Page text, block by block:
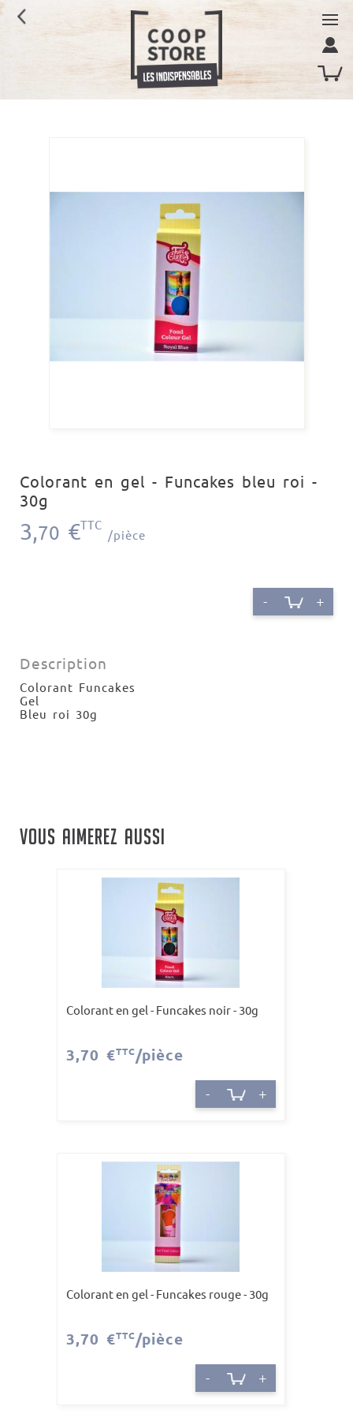
Colorant en gel - Funcakes bleu roi -
30g
3,70 €TTC
/pièce
- +
Description
Colorant Funcakes
Gel
Bleu roi 30g
VOUS AIMEREZ AUSSI
Colorant en gel - Funcakes noir - 30g
3,70 €TTC /pièce
- +
Colorant en gel - Funcakes rouge - 30g
3,70 €TTC /pièce
- +